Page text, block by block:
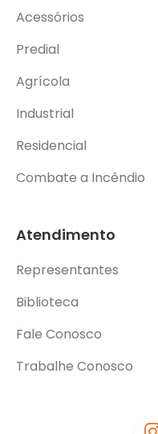
Acessórios
Predial
Agrícola
Industrial
Residencial
Combate a Incêndio
Atendimento
Representantes
Biblioteca
Fale Conosco
Trabalhe Conosco